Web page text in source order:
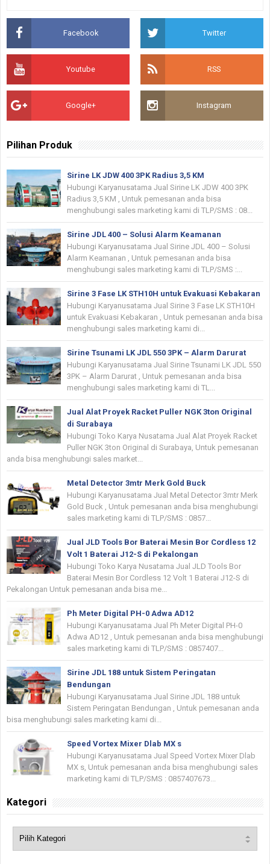
Facebook Twitter
Youtube RSS
Google+ Instagram
Pilihan Produk
Sirine LK JDW 400 3PK Radius 3,5 KM
Hubungi Karyanusatama Jual Sirine LK JDW 400 3PK
Radius 3,5 KM , Untuk pemesanan anda bisa
menghubungi sales marketing kami di TLP/SMS : 08...
Sirine JDL 400 – Solusi Alarm Keamanan
Hubungi Karyanusatama Jual Sirine JDL 400 – Solusi
Alarm Keamanan , Untuk pemesanan anda bisa
menghubungi sales marketing kami di TLP/SMS :...
Sirine 3 Fase LK STH10H untuk Evakuasi Kebakaran
Hubungi Karyanusatama Jual Sirine 3 Fase LK STH10H
untuk Evakuasi Kebakaran , Untuk pemesanan anda bisa
menghubungi sales marketing kami di...
Sirine Tsunami LK JDL 550 3PK – Alarm Darurat
Hubungi Karyanusatama Jual Sirine Tsunami LK JDL 550
3PK – Alarm Darurat , Untuk pemesanan anda bisa
menghubungi sales marketing kami di TL...
Jual Alat Proyek Racket Puller NGK 3ton Original
di Surabaya
Hubungi Toko Karya Nusatama Jual Alat Proyek Racket
Puller NGK 3ton Original di Surabaya, Untuk pemesanan
anda bisa menghubungi sales market...
Metal Detector 3mtr Merk Gold Buck
Hubungi Karyanusatama Jual Metal Detector 3mtr Merk
Gold Buck , Untuk pemesanan anda bisa menghubungi
sales marketing kami di TLP/SMS : 0857...
Jual JLD Tools Bor Baterai Mesin Bor Cordless 12
Volt 1 Baterai J12-S di Pekalongan
Hubungi Toko Karya Nusatama Jual JLD Tools Bor
Baterai Mesin Bor Cordless 12 Volt 1 Baterai J12-S di
Pekalongan Untuk pemesanan anda bisa me...
Ph Meter Digital PH-0 Adwa AD12
Hubungi Karyanusatama Jual Ph Meter Digital PH-0
Adwa AD12 , Untuk pemesanan anda bisa menghubungi
sales marketing kami di TLP/SMS : 0857407...
Sirine JDL 188 untuk Sistem Peringatan
Bendungan
Hubungi Karyanusatama Jual Sirine JDL 188 untuk
Sistem Peringatan Bendungan , Untuk pemesanan anda
bisa menghubungi sales marketing kami di...
Speed Vortex Mixer Dlab MX s
Hubungi Karyanusatama Jual Speed Vortex Mixer Dlab
MX s, Untuk pemesanan anda bisa menghubungi sales
marketing kami di TLP/SMS : 0857407673...
Kategori